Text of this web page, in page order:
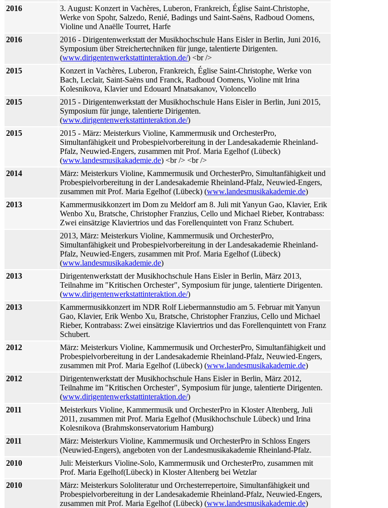
2016
3. August: Konzert in Vachères, Luberon, Frankreich, Église Saint-Christophe,
Werke von Spohr, Salzedo, Renié, Badings und Saint-Saëns, Radboud Oomens,
Violine und Anaëlle Tourret, Harfe
2016
2016 - Dirigentenwerkstatt der Musikhochschule Hans Eisler in Berlin, Juni 2016,
Symposium über Streichertechniken für junge, talentierte Dirigenten.
(www.dirigentenwerkstattinteraktion.de/) <br />
2015
Konzert in Vachères, Luberon, Frankreich, Église Saint-Christophe, Werke von
Bach, Leclair, Saint-Saëns und Franck, Radboud Oomens, Violine mit Irina
Kolesnikova, Klavier und Edouard Mnatsakanov, Violoncello
2015
2015 - Dirigentenwerkstatt der Musikhochschule Hans Eisler in Berlin, Juni 2015,
Symposium für junge, talentierte Dirigenten.
(www.dirigentenwerkstattinteraktion.de/)
2015
2015 - März: Meisterkurs Violine, Kammermusik und OrchesterPro,
Simultanfähigkeit und Probespielvorbereitung in der Landesakademie Rheinland-
Pfalz, Neuwied-Engers, zusammen mit Prof. Maria Egelhof (Lübeck)
(www.landesmusikakademie.de) <br /> <br />
2014
März: Meisterkurs Violine, Kammermusik und OrchesterPro, Simultanfähigkeit und
Probespielvorbereitung in der Landesakademie Rheinland-Pfalz, Neuwied-Engers,
zusammen mit Prof. Maria Egelhof (Lübeck) (www.landesmusikakademie.de)
2013
Kammermusikkonzert im Dom zu Meldorf am 8. Juli mit Yanyun Gao, Klavier, Erik
Wenbo Xu, Bratsche, Christopher Franzius, Cello und Michael Rieber, Kontrabass:
Zwei einsätzige Klaviertrios und das Forellenquintett von Franz Schubert.
2013, März: Meisterkurs Violine, Kammermusik und OrchesterPro,
Simultanfähigkeit und Probespielvorbereitung in der Landesakademie Rheinland-
Pfalz, Neuwied-Engers, zusammen mit Prof. Maria Egelhof (Lübeck)
(www.landesmusikakademie.de)
2013
Dirigentenwerkstatt der Musikhochschule Hans Eisler in Berlin, März 2013,
Teilnahme im "Kritischen Orchester", Symposium für junge, talentierte Dirigenten.
(www.dirigentenwerkstattinteraktion.de/)
2013
Kammermusikkonzert im NDR Rolf Liebermannstudio am 5. Februar mit Yanyun
Gao, Klavier, Erik Wenbo Xu, Bratsche, Christopher Franzius, Cello und Michael
Rieber, Kontrabass: Zwei einsätzige Klaviertrios und das Forellenquintett von Franz
Schubert.
2012
März: Meisterkurs Violine, Kammermusik und OrchesterPro, Simultanfähigkeit und
Probespielvorbereitung in der Landesakademie Rheinland-Pfalz, Neuwied-Engers,
zusammen mit Prof. Maria Egelhof (Lübeck) (www.landesmusikakademie.de)
2012
Dirigentenwerkstatt der Musikhochschule Hans Eisler in Berlin, März 2012,
Teilnahme im "Kritischen Orchester", Symposium für junge, talentierte Dirigenten.
(www.dirigentenwerkstattinteraktion.de/)
2011
Meisterkurs Violine, Kammermusik und OrchesterPro in Kloster Altenberg, Juli
2011, zusammen mit Prof. Maria Egelhof (Musikhochschule Lübeck) und Irina
Kolesnikova (Brahmskonservatorium Hamburg)
2011
März: Meisterkurs Violine, Kammermusik und OrchesterPro in Schloss Engers
(Neuwied-Engers), angeboten von der Landesmusikakademie Rheinland-Pfalz.
2010
Juli: Meisterkurs Violine-Solo, Kammermusik und OrchesterPro, zusammen mit
Prof. Maria Egelhof(Lübeck) in Kloster Altenberg bei Wetzlar
2010
März: Meisterkurs Sololiteratur und Orchesterrepertoire, Simultanfähigkeit und
Probespielvorbereitung in der Landesakademie Rheinland-Pfalz, Neuwied-Engers,
zusammen mit Prof. Maria Egelhof (Lübeck) (www.landesmusikakademie.de)